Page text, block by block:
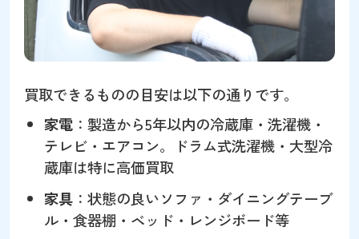
買取できるものの目安は以下の通りです。
家電 ：製造から5年以内の冷蔵庫・洗濯機・
テレビ・エアコン。ドラム式洗濯機・大型冷
蔵庫は特に高価買取
家具 ：状態の良いソファ・ダイニングテーブ
ル・食器棚・ベッド・レンジボード等